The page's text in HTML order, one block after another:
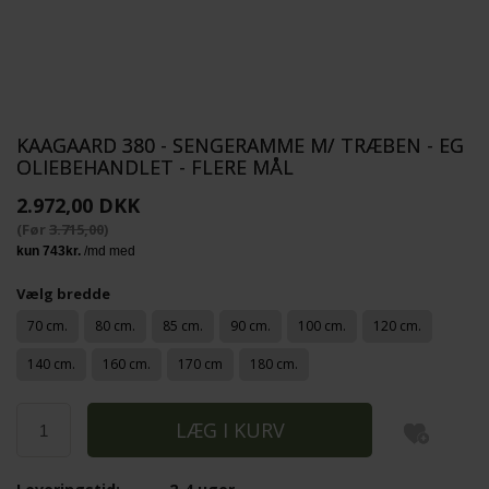
KAAGAARD 380 - SENGERAMME M/ TRÆBEN - EG
OLIEBEHANDLET - FLERE MÅL
2.972,00 DKK
(Før 3.715,00)
Vælg bredde
70 cm. 80 cm. 85 cm. 90 cm. 100 cm. 120 cm.
140 cm. 160 cm. 170 cm 180 cm.